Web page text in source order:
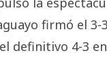
firmó el
definitivo 4-3